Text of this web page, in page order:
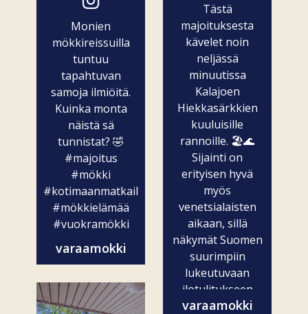
Monien
mökkireissuilla
tuntuu
tapahtuvan
samoja ilmiöitä.
Kuinka monta
näistä sä
tunnistat? 🤣
#majoitus
#mökki
#kotimaanmatkailu
#mökkielämää
#vuokramökki
varaamokki
Tästä
majoituksesta
kävelet noin
neljässä
minuutissa
Kalajoen
Hiekkasärkkien
kuuluisille
rannoille. 🏖️🌊
Sijainti on
erityisen hyvä
myös
venetsialaisten
aikaan, sillä
näkymät Suomen
suurimpiin
lukeutuvaan
ilotulitukseen
ovat vain...
varaamokki